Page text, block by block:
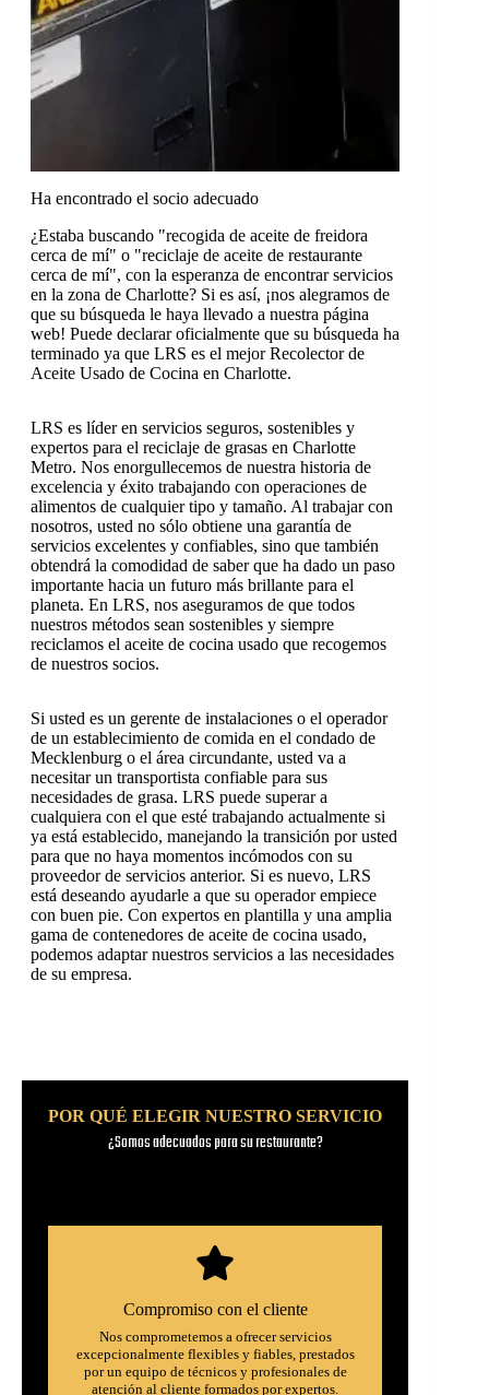
Ha encontrado el socio adecuado
¿Estaba buscando "recogida de aceite de freidora
cerca de mí" o "reciclaje de aceite de restaurante
cerca de mí", con la esperanza de encontrar servicios
en la zona de Charlotte? Si es así, ¡nos alegramos de
que su búsqueda le haya llevado a nuestra página
web! Puede declarar oficialmente que su búsqueda ha
terminado ya que LRS es el mejor Recolector de
Aceite Usado de Cocina en Charlotte.
LRS es líder en servicios seguros, sostenibles y
expertos para el reciclaje de grasas en Charlotte
Metro. Nos enorgullecemos de nuestra historia de
excelencia y éxito trabajando con operaciones de
alimentos de cualquier tipo y tamaño. Al trabajar con
nosotros, usted no sólo obtiene una garantía de
servicios excelentes y confiables, sino que también
obtendrá la comodidad de saber que ha dado un paso
importante hacia un futuro más brillante para el
planeta. En LRS, nos aseguramos de que todos
nuestros métodos sean sostenibles y siempre
reciclamos el aceite de cocina usado que recogemos
de nuestros socios.
Si usted es un gerente de instalaciones o el operador
de un establecimiento de comida en el condado de
Mecklenburg o el área circundante, usted va a
necesitar un transportista confiable para sus
necesidades de grasa. LRS puede superar a
cualquiera con el que esté trabajando actualmente si
ya está establecido, manejando la transición por usted
para que no haya momentos incómodos con su
proveedor de servicios anterior. Si es nuevo, LRS
está deseando ayudarle a que su operador empiece
con buen pie. Con expertos en plantilla y una amplia
gama de contenedores de aceite de cocina usado,
podemos adaptar nuestros servicios a las necesidades
de su empresa.
POR QUÉ ELEGIR NUESTRO SERVICIO
¿Somos adecuados para su restaurante?
Compromiso con el cliente
Nos comprometemos a ofrecer servicios
excepcionalmente flexibles y fiables, prestados
por un equipo de técnicos y profesionales de
atención al cliente formados por expertos.